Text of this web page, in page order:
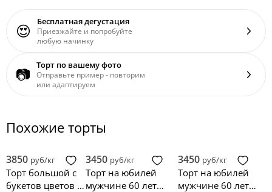
😍 Бесплатная дегустация
Приезжайте и попробуйте
любую начинку
📷 Торт по вашему фото
Отправьте пример - повторим
или адаптируем
Похожие торты
3850 руб/кг
Торт большой с
букетов цветов и
3450 руб/кг
Торт на юбилей
мужчине 60 лет
3450 руб/кг
Торт на юбилей
мужчине 60 лет с